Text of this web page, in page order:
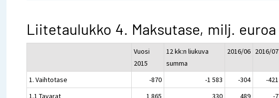
Liitetaulukko 4. Maksutase, milj. euroa
Vuosi
2015
12 kk:n liukuva
summa
2016/06 2016/07
1. Vaihtotase -870 -1 583 -304
-421
1.1 Tavarat
1 865 330 489
-7